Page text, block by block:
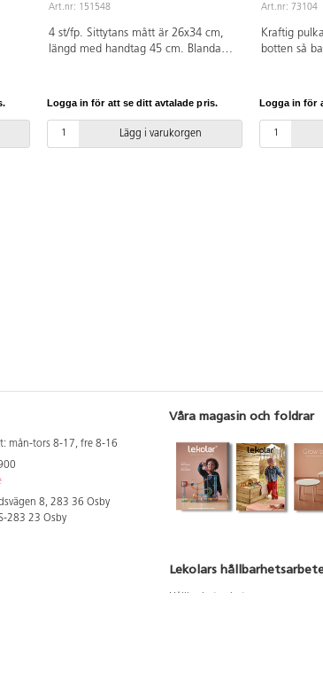
Art.nr: 151548
4 st/fp. Sittytans mått är 26x34 cm,
längd med handtag 45 cm. Blandade
Logga in för att se ditt avtalade pris.
Lägg i varukorgen
Art.nr: 73104
Kraftig
botten så
Logga in för
mån-tors 8-17, fre 8-16
8, 283 36 Osby
283 23 Osby
Våra magasin och foldrar
Lekolars